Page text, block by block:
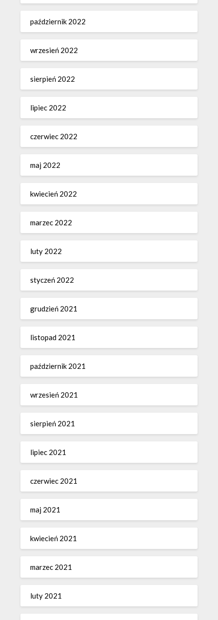
październik 2022
wrzesień 2022
sierpień 2022
lipiec 2022
czerwiec 2022
maj 2022
kwiecień 2022
marzec 2022
luty 2022
styczeń 2022
grudzień 2021
listopad 2021
październik 2021
wrzesień 2021
sierpień 2021
lipiec 2021
czerwiec 2021
maj 2021
kwiecień 2021
marzec 2021
luty 2021